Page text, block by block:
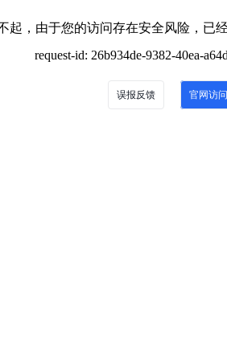
起，由于您的访问存在安全风险，已
request-id: 26b934de-9382-40ea-
误报反馈 官网访问